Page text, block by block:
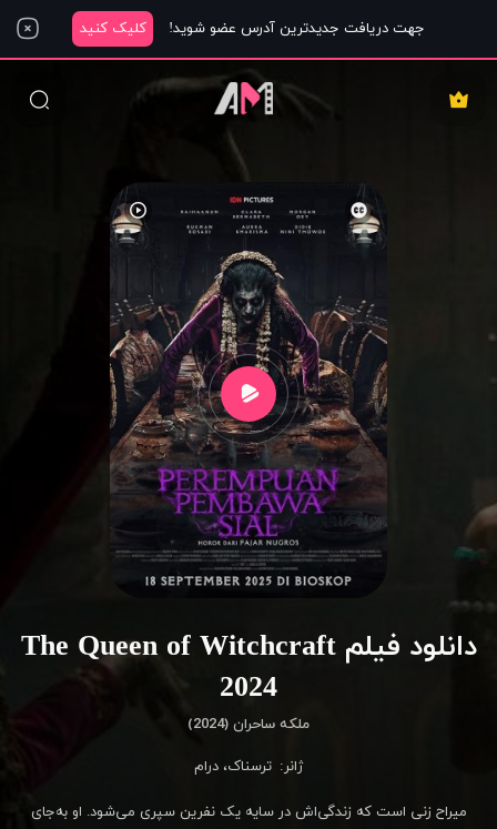
جهت دریافت جدیدترین آدرس عضو شوید! کلیک کنید
دانلود فیلم The Queen of Witchcraft
2024
ملکه ساحران (2024)
ژانر: ترسناک، درام
میراح زنی است که زندگی‌اش در سایه یک نفرین سپری می‌شود. او به‌جای